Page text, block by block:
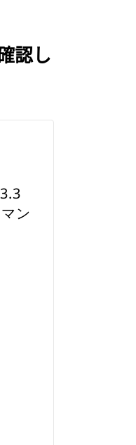
認し
ン